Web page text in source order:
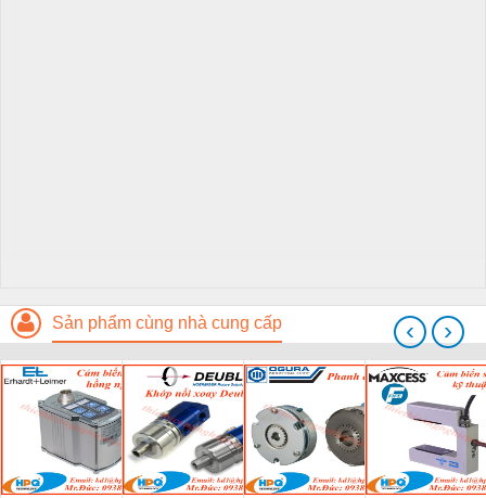
Sản phẩm cùng nhà cung cấp ‹ ›